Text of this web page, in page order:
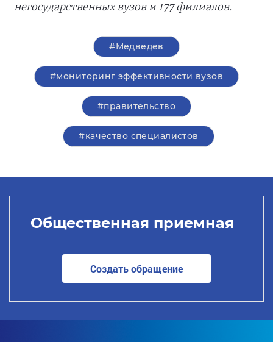
негосударственных вузов и 177 филиалов.
#Медведев
#мониторинг эффективности вузов
#правительство
#качество специалистов
Общественная приемная
Создать обращение